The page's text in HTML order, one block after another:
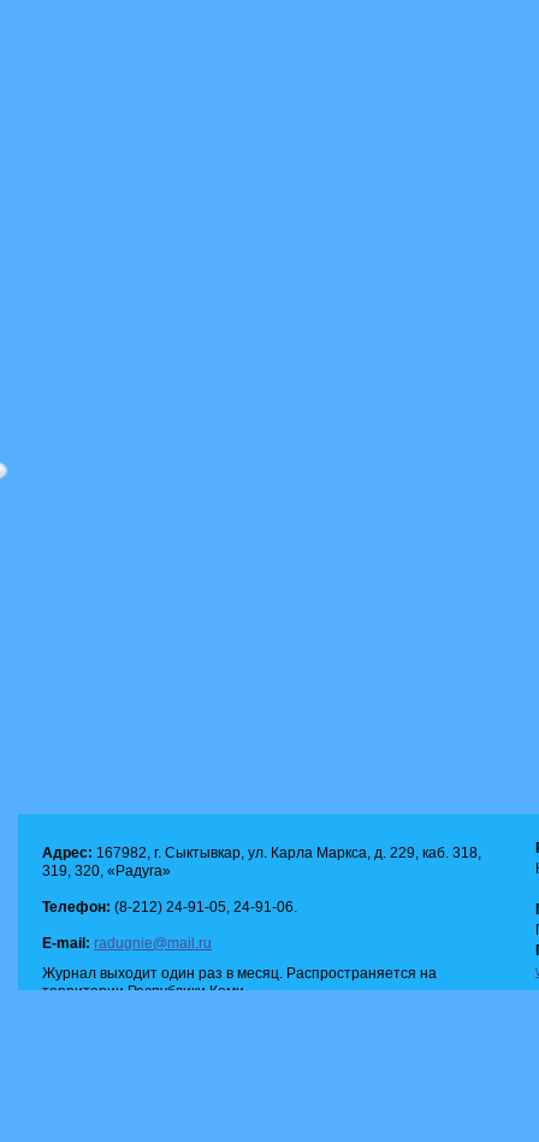
Адрес: 167982, г. Сыктывкар, ул. Карла Маркса, д. 229, каб. 318,
319, 320, «Радуга»
Телефон: (8-212) 24-91-05, 24-91-06.
E-mail: radugnie@mail.ru
Журнал выходит один раз в месяц. Распространяется на
территории Республики Коми.